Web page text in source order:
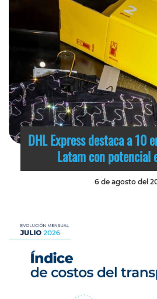
DHL Express destaca a 10
Latam con potencial
6 de agosto del